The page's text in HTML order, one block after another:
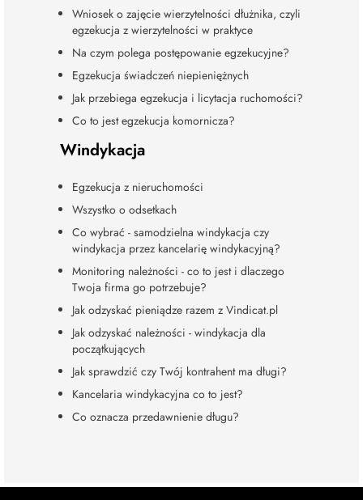
Wniosek o zajęcie wierzytelności dłużnika, czyli
egzekucja z wierzytelności w praktyce
Na czym polega postępowanie egzekucyjne?
Egzekucja świadczeń niepieniężnych
Jak przebiega egzekucja i licytacja ruchomości?
Co to jest egzekucja komornicza?
Windykacja
Egzekucja z nieruchomości
Wszystko o odsetkach
Co wybrać - samodzielna windykacja czy
windykacja przez kancelarię windykacyjną?
Monitoring należności - co to jest i dlaczego
Twoja firma go potrzebuje?
Jak odzyskać pieniądze razem z Vindicat.pl
Jak odzyskać należności - windykacja dla
początkujących
Jak sprawdzić czy Twój kontrahent ma długi?
Kancelaria windykacyjna co to jest?
Co oznacza przedawnienie długu?